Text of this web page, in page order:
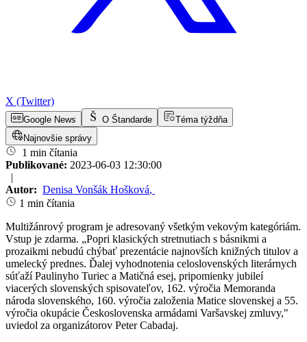
X (Twitter)
Google News O Štandarde
Téma týždňa
Najnovšie správy
1 min čítania
Publikované: 2023-06-03 12:30:00
|
Autor: Denisa Vonšák Hošková,
1 min čítania
Multižánrový program je adresovaný všetkým vekovým kategóriám.
Vstup je zdarma. „Popri klasických stretnutiach s básnikmi a
prozaikmi nebudú chýbať prezentácie najnovších knižných titulov a
umelecký prednes. Ďalej vyhodnotenia celoslovenských literárnych
súťaží Paulinyho Turiec a Matičná esej, pripomienky jubileí
viacerých slovenských spisovateľov, 162. výročia Memoranda
národa slovenského, 160. výročia založenia Matice slovenskej a 55.
výročia okupácie Československa armádami Varšavskej zmluvy,"
uviedol za organizátorov Peter Cabadaj.